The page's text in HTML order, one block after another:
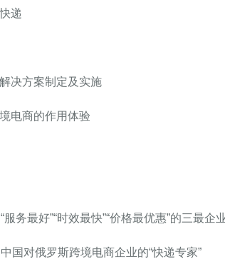
递
决方案制定及实施
电商的作用体验
务最好”“时效最快”“价格最优惠”的三最企
国对俄罗斯跨境电商企业的“快递专家”